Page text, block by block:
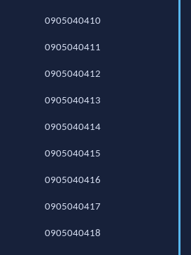
0905040410
0905040411
0905040412
0905040413
0905040414
0905040415
0905040416
0905040417
0905040418